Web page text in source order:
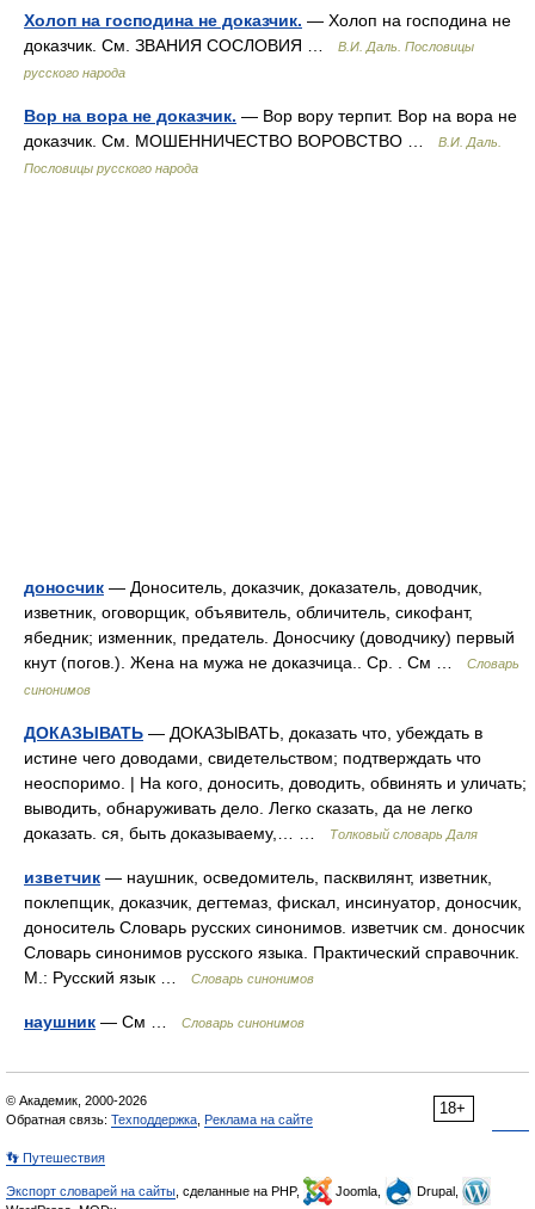
Холоп на господина не доказчик. — Холоп на господина не
доказчик. См. ЗВАНИЯ СОСЛОВИЯ …
В.И. Даль. Пословицы
русского народа
Вор на вора не доказчик. — Вор вору терпит. Вор на вора не
доказчик. См. МОШЕННИЧЕСТВО ВОРОВСТВО …
В.И. Даль.
Пословицы русского народа
доносчик — Доноситель, доказчик, доказатель, доводчик,
изветник, оговорщик, объявитель, обличитель, сикофант,
ябедник; изменник, предатель. Доносчику (доводчику) первый
кнут (погов.). Жена на мужа не доказчица.. Ср. . См …
Словарь
синонимов
ДОКАЗЫВАТЬ — ДОКАЗЫВАТЬ, доказать что, убеждать в
истине чего доводами, свидетельством; подтверждать что
неоспоримо. | На кого, доносить, доводить, обвинять и уличать;
выводить, обнаруживать дело. Легко сказать, да не легко
доказать. ся, быть доказываему,… …
Толковый словарь Даля
изветчик — наушник, осведомитель, пасквилянт, изветник,
поклепщик, доказчик, дегтемаз, фискал, инсинуатор, доносчик,
доноситель Словарь русских синонимов. изветчик см. доносчик
Словарь синонимов русского языка. Практический справочник.
М.: Русский язык …
Словарь синонимов
наушник — См … Словарь синонимов
18+
© Академик, 2000-2026
Обратная связь: Техподдержка Реклама на сайте
👣 Путешествия
Экспорт словарей на сайты , сделанные на PHP, Joomla,
Drupal,